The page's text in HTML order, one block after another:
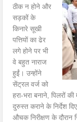
ठीक न होने और
सड़कों के
किनारे सूखी
पत्तियों का ढेर
लगे होने पर भी
वे बहुत नाराज
हुईं। उन्होंने
सेंट्रल वर्ज को
हरा-भरा बनाने, पिलरों
दुरुस्त कराने के निर्देश
औचक निरीक्षण के दौरान